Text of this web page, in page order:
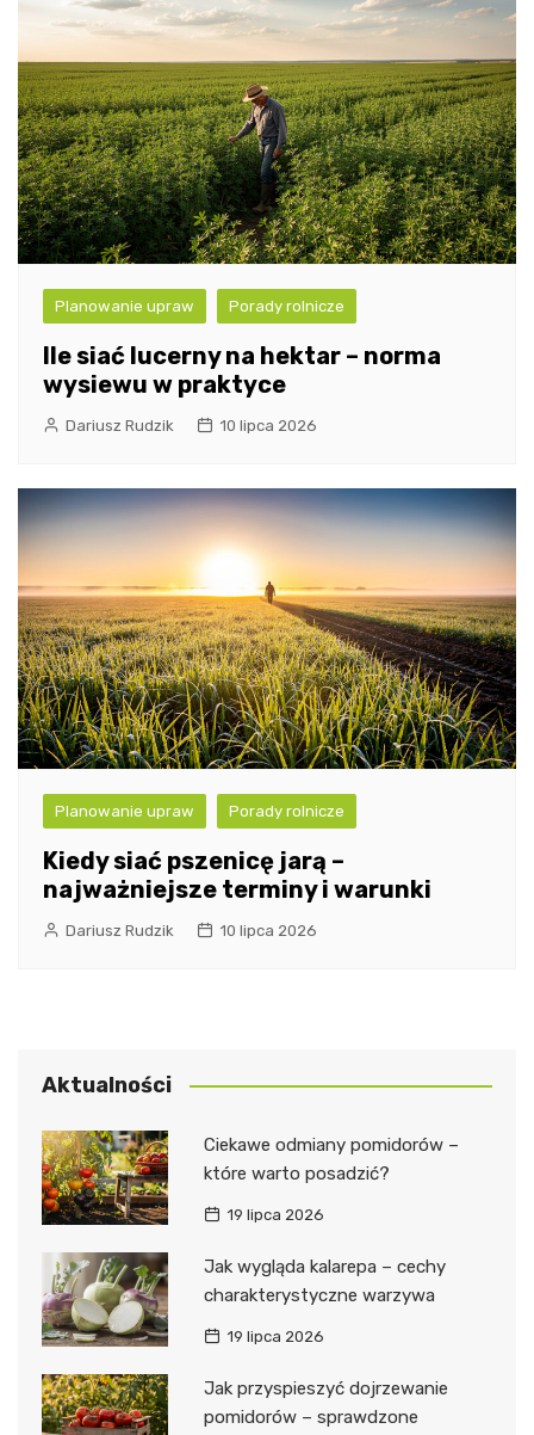
Planowanie upraw Porady rolnicze
Ile siać lucerny na hektar – norma
wysiewu w praktyce
Dariusz Rudzik 10 lipca 2026
Planowanie upraw Porady rolnicze
Kiedy siać pszenicę jarą –
najważniejsze terminy i warunki
Dariusz Rudzik 10 lipca 2026
Aktualności
Ciekawe odmiany pomidorów –
które warto posadzić?
19 lipca 2026
Jak wygląda kalarepa – cechy
charakterystyczne warzywa
19 lipca 2026
Jak przyspieszyć dojrzewanie
pomidorów – sprawdzone